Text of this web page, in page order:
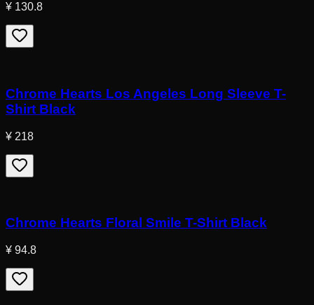
¥ 130.8
Chrome Hearts Los Angeles Long Sleeve T-
Shirt Black
¥ 218
Chrome Hearts Floral Smile T-Shirt Black
¥ 94.8